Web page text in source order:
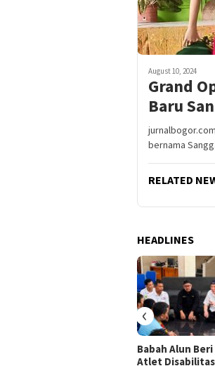
August 10, 2024
Grand
Baru
bernama
RELATED
HEADLINES
Babah Alun
Atlet Disabilitas
‹